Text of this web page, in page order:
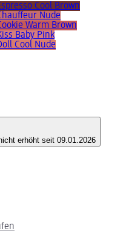
Cool Brown
Nude
Warm Brown
Baby Pink
Cool Nude
erhöht seit 09.01.2026